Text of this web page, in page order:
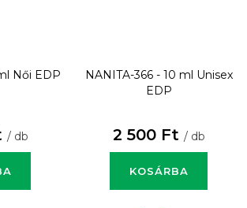
Női EDP
/ db
NANITA-366 - 10 ml Unisex
EDP
2 500 Ft / db
KOSÁRBA